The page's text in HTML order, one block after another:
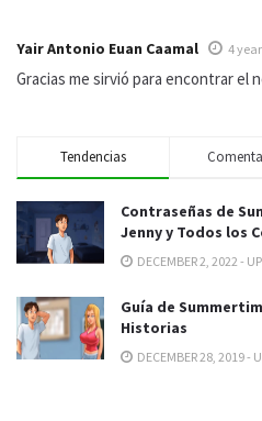
Yair Antonio Euan Caamal 4
Gracias me sirvió para encontrar el
Tendencias
Contraseñas de
Jenny y Todos los
DECEMBER 2, 2022 -
Guía de
Historias
DECEMBER 28, 2019 -